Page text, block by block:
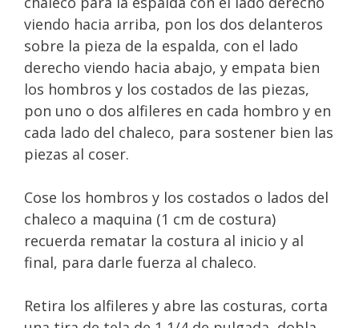
viendo hacia arriba, pon los dos delanteros
sobre la pieza de la espalda, con el lado
derecho viendo hacia abajo, y empata bien
los hombros y los costados de las piezas,
pon uno o dos alfileres en cada hombro y en
cada lado del chaleco, para sostener bien las
piezas al coser.
Cose los hombros y los costados o lados del
chaleco a maquina (1 cm de costura)
recuerda rematar la costura al inicio y al
final, para darle fuerza al chaleco.
Retira los alfileres y abre las costuras, corta